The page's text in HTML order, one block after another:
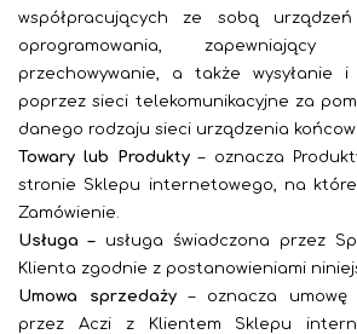
współpracujących ze sobą
oprogramowania,
przechowywanie, a także wysyłanie
poprzez sieci telekomunikacyjne za
danego rodzaju sieci urządzenia
Towary lub Produkty – oznacza
stronie Sklepu internetowego, na które
Zamówienie.
Usługa –
usługa świadczona przez
Klienta zgodnie z postanowieniami
Umowa sprzedaży – oznacza umowę
przez Aczi z Klientem Sklepu